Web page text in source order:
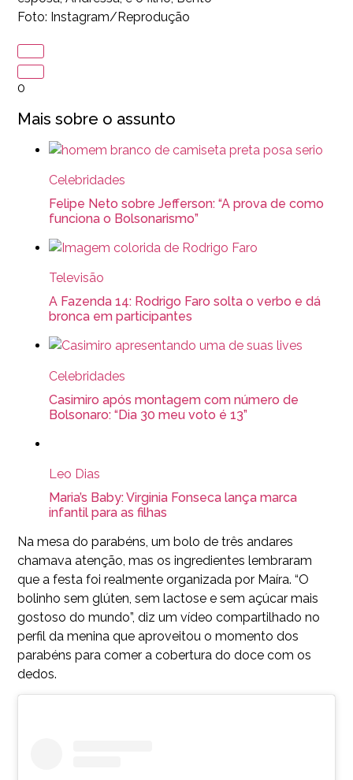
Foto: Instagram/Reprodução
0
Mais sobre o assunto
Celebridades
Felipe Neto sobre Jefferson: “A prova de como
funciona o Bolsonarismo”
Televisão
A Fazenda 14: Rodrigo Faro solta o verbo e dá
bronca em participantes
Celebridades
Casimiro após montagem com número de
Bolsonaro: “Dia 30 meu voto é 13”
Leo Dias
Maria’s Baby: Virginia Fonseca lança marca
infantil para as filhas
Na mesa do parabéns, um bolo de três andares
chamava atenção, mas os ingredientes lembraram
que a festa foi realmente organizada por Maíra. “O
bolinho sem glúten, sem lactose e sem açúcar mais
gostoso do mundo”, diz um vídeo compartilhado no
perfil da menina que aproveitou o momento dos
parabéns para comer a cobertura do doce com os
dedos.